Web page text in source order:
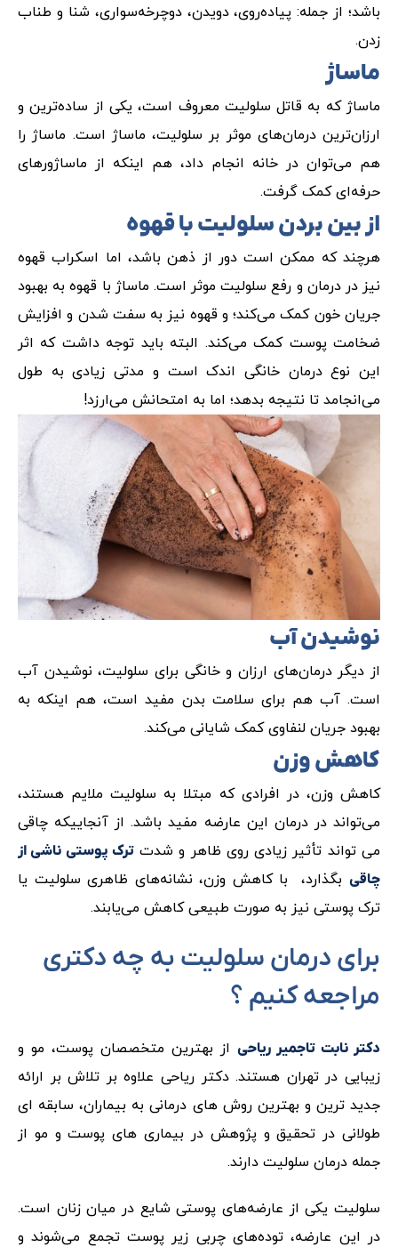
باشد؛ از جمله: پیاده‌روی، دویدن، دوچرخه‌سواری، شنا و طناب
زدن.
ماساژ
ماساژ که به قاتل سلولیت معروف است، یکی از ساده‌ترین و
ارزان‌ترین درمان‌های موثر بر سلولیت، ماساژ است. ماساژ را
هم می‌توان در خانه انجام داد، هم اینکه از ماساژورهای
حرفه‌ای کمک گرفت.
از بین بردن سلولیت با قهوه
هرچند که ممکن است دور از ذهن باشد، اما اسکراب قهوه
نیز در درمان و رفع سلولیت موثر است. ماساژ با قهوه به بهبود
جریان خون کمک می‌کند؛ و قهوه نیز به سفت شدن و افزایش
ضخامت پوست کمک می‌کند. البته باید توجه داشت که اثر
این نوع درمان خانگی اندک است و مدتی زیادی به طول
می‌انجامد تا نتیجه بدهد؛ اما به امتحانش می‌ارزد!
نوشیدن آب
از دیگر درمان‌های ارزان و خانگی برای سلولیت، نوشیدن آب
است. آب هم برای سلامت بدن مفید است، هم اینکه به
بهبود جریان لنفاوی کمک شایانی می‌کند.
کاهش وزن
کاهش وزن، در افرادی که مبتلا به سلولیت ملایم هستند،
می‌تواند در درمان این عارضه مفید باشد. از آنجاییکه چاقی
می تواند تأثیر زیادی روی ظاهر و شدتترک پوستی ناشی از
چاقی بگذارد، با کاهش وزن، نشانه‌های ظاهری سلولیت یا
ترک پوستی نیز به صورت طبیعی کاهش می‌یابند.
برای درمان سلولیت به چه دکتری
مراجعه کنیم ؟
دکتر نابت تاجمیر ریاحی از بهترین متخصصان پوست، مو و
زیبایی در تهران هستند. دکتر ریاحی علاوه بر تلاش بر ارائه
جدید ترین و بهترین روش های درمانی به بیماران، سابقه ای
طولانی در تحقیق و پژوهش در بیماری های پوست و مو از
جمله درمان سلولیت دارند.
سلولیت یکی از عارضه‌های پوستی شایع در میان زنان است.
در این عارضه، توده‌های چربی زیر پوست تجمع می‌شوند و